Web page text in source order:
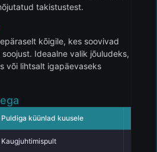
takistustest.
kõigile, kes soovivad
Ideaalne valik jõuludeks,
või lihtsalt igapäevaseks
Puldiga küünlad kuusele
Kaugjuhtimispult